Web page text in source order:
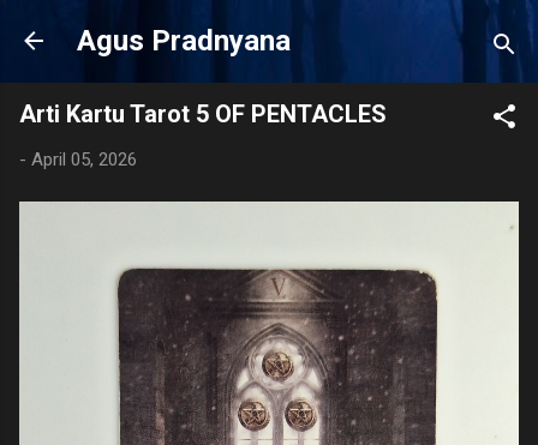
Langsung ke konten utama
Agus Pradnyana
Arti Kartu Tarot 5 OF PENTACLES
- April 05, 2026